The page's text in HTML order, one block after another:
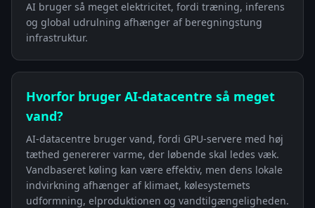
AI bruger så meget elektricitet, fordi træning, inferens
og global udrulning afhænger af beregningstung
infrastruktur.
Hvorfor bruger AI-datacentre så meget
vand?
AI-datacentre bruger vand, fordi GPU-servere med høj
tæthed genererer varme, der løbende skal ledes væk.
Vandbaseret køling kan være effektiv, men dens lokale
indvirkning afhænger af klimaet, kølesystemets
udformning, elproduktionen og vandtilgængeligheden.